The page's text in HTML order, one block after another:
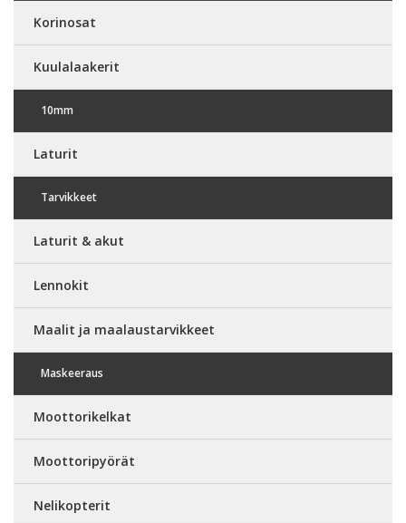
Korinosat
Kuulalaakerit
10mm
Laturit
Tarvikkeet
Laturit & akut
Lennokit
Maalit ja maalaustarvikkeet
Maskeeraus
Moottorikelkat
Moottoripyörät
Nelikopterit